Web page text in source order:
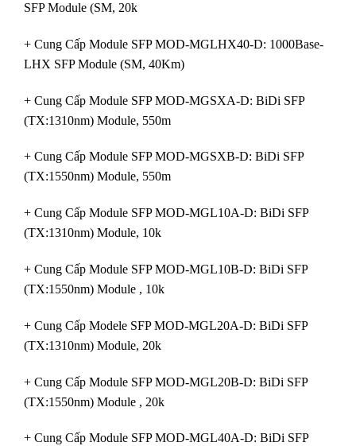
SFP Module (SM, 20k
+ Cung Cấp Module SFP MOD-MGLHX40-D: 1000Base-
LHX SFP Module (SM, 40Km)
+ Cung Cấp Module SFP MOD-MGSXA-D: BiDi SFP
(TX:1310nm) Module, 550m
+ Cung Cấp Module SFP MOD-MGSXB-D: BiDi SFP
(TX:1550nm) Module, 550m
+ Cung Cấp Module SFP MOD-MGL10A-D: BiDi SFP
(TX:1310nm) Module, 10k
+ Cung Cấp Module SFP MOD-MGL10B-D: BiDi SFP
(TX:1550nm) Module , 10k
+ Cung Cấp Modele SFP MOD-MGL20A-D: BiDi SFP
(TX:1310nm) Module, 20k
+ Cung Cấp Module SFP MOD-MGL20B-D: BiDi SFP
(TX:1550nm) Module , 20k
+ Cung Cấp Module SFP MOD-MGL40A-D: BiDi SFP